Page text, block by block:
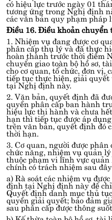
có hiệu lực trước ngày 01
tương ứng trong Nghị định
các văn bản quy phạm
Điều 16. Điều khoản chuyển
1. Nhiệm vụ đang được cơ
phân cấp thụ lý và đã thực
hoàn thành trước thời điểm
chuyển giao toàn bộ hồ sơ,
cho cơ quan, tổ chức, đơn vị,
tiếp tục thực hiện, giải
tại Nghị định này.
2. Văn bản, quyết định đã
quyền phân cấp ban hành
hiệu lực thi hành và chưa
hạn thì tiếp tục được áp
trên văn bản, quyết định đó
thời hạn.
3. Cơ quan, người được
chức năng, nhiệm vụ quản
thuộc phạm vi lĩnh vực
chính có trách nhiệm sau
a) Rà soát các nhiệm vụ
định tại Nghị định này để
Quyết định danh mục thủ
quyền giải quyết; bảo đảm
sau phân cấp được thông